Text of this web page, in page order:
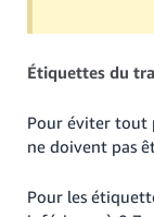
Étiquettes du
Pour éviter tout
ne doivent pas
Pour les